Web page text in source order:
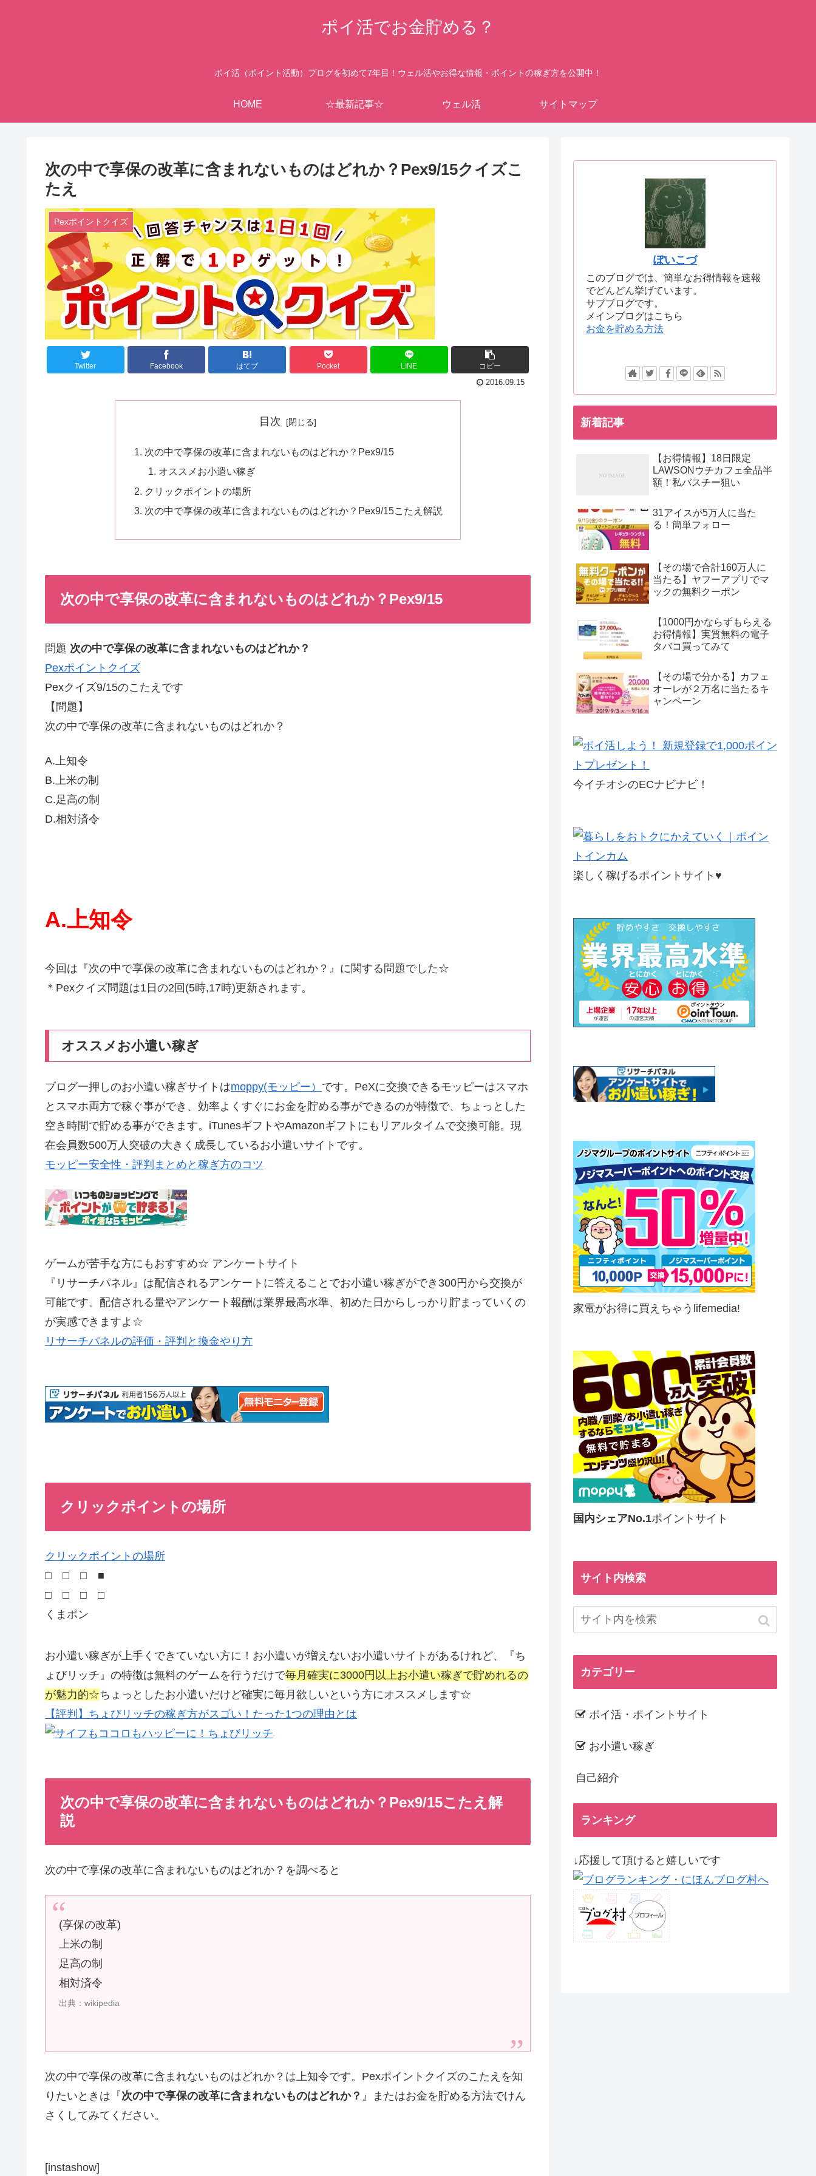
ポイ活でお金貯める？
ポイ活（ポイント活動）ブログを初めて7年目！ウェル活やお得な情報・ポイントの稼ぎ方を公開中！
HOME ☆最新記事☆ ウェル活 サイトマップ
次の中で享保の改革に含まれないものはどれか？Pex9/15クイズこ
たえ
Pexポイントクイズ
Twitter Facebook はてブ Pocket LINE
コピー
2016.09.15
目次
次の中で享保の改革に含まれないものはどれか？Pex9/15
オススメお小遣い稼ぎ
クリックポイントの場所
次の中で享保の改革に含まれないものはどれか？Pex9/15こたえ解説
次の中で享保の改革に含まれないものはどれか？Pex9/15
問題 次の中で享保の改革に含まれないものはどれか？
Pexポイントクイズ
Pexクイズ9/15のこたえです
【問題】
次の中で享保の改革に含まれないものはどれか？
A.上知令
B.上米の制
C.足高の制
D.相対済令
A.上知令
今回は『次の中で享保の改革に含まれないものはどれか？』に関する問題でした☆
＊Pexクイズ問題は1日の2回(5時,17時)更新されます。
オススメお小遣い稼ぎ
ブログ一押しのお小遣い稼ぎサイトはmoppy(モッピー） です。PeXに交換できるモッピーはスマホ
とスマホ両方で稼ぐ事ができ、効率よくすぐにお金を貯める事ができるのが特徴で、ちょっとした
空き時間で貯める事ができます。iTunesギフトやAmazonギフトにもリアルタイムで交換可能。現
在会員数500万人突破の大きく成長しているお小遣いサイトです。
モッピー安全性・評判まとめと稼ぎ方のコツ
ゲームが苦手な方にもおすすめ☆ アンケートサイト
『リサーチパネル』は配信されるアンケートに答えることでお小遣い稼ぎができ300円から交換が
可能です。配信される量やアンケート報酬は業界最高水準、初めた日からしっかり貯まっていくの
が実感できますよ☆
リサーチパネルの評価・評判と換金やり方
クリックポイントの場所
クリックポイントの場所
□ □ □ ■
□ □ □ □
くまポン
お小遣い稼ぎが上手くできていない方に！お小遣いが増えないお小遣いサイトがあるけれど、『ち
ょびリッチ』の特徴は無料のゲームを行うだけで毎月確実に3000円以上お小遣い稼ぎで貯めれるの
が魅力的☆ちょっとしたお小遣いだけど確実に毎月欲しいという方にオススメします☆
【評判】ちょびリッチの稼ぎ方がスゴい！たった1つの理由とは
次の中で享保の改革に含まれないものはどれか？Pex9/15こたえ解
説
次の中で享保の改革に含まれないものはどれか？を調べると
(享保の改革)
上米の制
足高の制
相対済令
出典：wikipedia
次の中で享保の改革に含まれないものはどれか？は上知令です。Pexポイントクイズのこたえを知
りたいときは『次の中で享保の改革に含まれないものはどれか？ 』またはお金を貯める方法でけん
さくしてみてください。
[instashow]
ぽいこづ
このブログでは、簡単なお得情報を速報
でどんどん挙げています。
サブブログです。
メインブログはこちら
お金を貯める方法
新着記事
【お得情報】18日限定
LAWSONウチカフェ全品半
額！私バスチー狙い
31アイスが5万人に当た
る！簡単フォロー
【その場で合計160万人に
当たる】ヤフーアプリでマ
ックの無料クーポン
【1000円かならずもらえる
お得情報】実質無料の電子
タバコ買ってみて
【その場で分かる】カフェ
オーレが２万名に当たるキ
ャンペーン
今イチオシのECナビナビ！
楽しく稼げるポイントサイト♥
家電がお得に買えちゃうlifemedia!
国内シェアNo.1ポイントサイト
サイト内検索
カテゴリー
ポイ活・ポイントサイト
お小遣い稼ぎ
自己紹介
ランキング
↓応援して頂けると嬉しいです